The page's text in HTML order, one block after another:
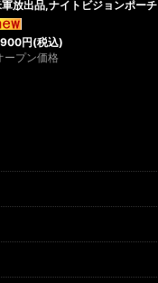
放出品,ナイトビジョンポーチ
円(税込)
ープン価格